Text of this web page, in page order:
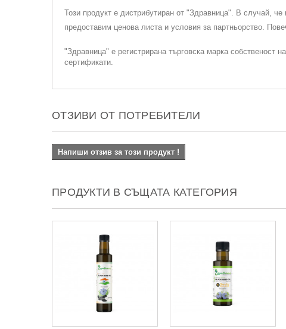
Този продукт е дистрибутиран от "Здравница". В случай,
предоставим ценова листа и условия за партньорство.
"Здравница" е регистрирана търговска марка
сертификати.
ОТЗИВИ ОТ ПОТРЕБИТЕЛИ
Напиши отзив за този продукт !
ПРОДУКТИ В СЪЩАТА КАТЕГОРИЯ